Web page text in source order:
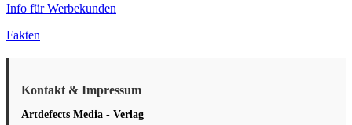
Info für Werbekunden
Fakten
Kontakt & Impressum
Artdefects Media - Verlag